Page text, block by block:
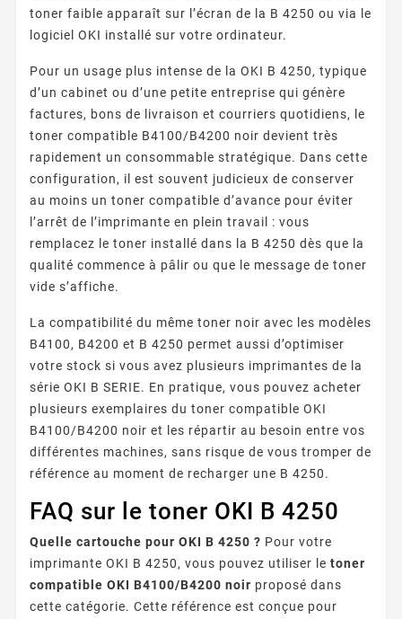
toner faible apparaît sur l’écran de la B 4250 ou via le
logiciel OKI installé sur votre ordinateur.
Pour un usage plus intense de la OKI B 4250, typique
d’un cabinet ou d’une petite entreprise qui génère
factures, bons de livraison et courriers quotidiens, le
toner compatible B4100/B4200 noir devient très
rapidement un consommable stratégique. Dans cette
configuration, il est souvent judicieux de conserver
au moins un toner compatible d’avance pour éviter
l’arrêt de l’imprimante en plein travail : vous
remplacez le toner installé dans la B 4250 dès que la
qualité commence à pâlir ou que le message de toner
vide s’affiche.
La compatibilité du même toner noir avec les modèles
B4100, B4200 et B 4250 permet aussi d’optimiser
votre stock si vous avez plusieurs imprimantes de la
série OKI B SERIE. En pratique, vous pouvez acheter
plusieurs exemplaires du toner compatible OKI
B4100/B4200 noir et les répartir au besoin entre vos
différentes machines, sans risque de vous tromper de
référence au moment de recharger une B 4250.
FAQ sur le toner OKI B 4250
Quelle cartouche pour OKI B 4250 ? Pour votre
imprimante OKI B 4250, vous pouvez utiliser le toner
compatible OKI B4100/B4200 noir proposé dans
cette catégorie. Cette référence est conçue pour